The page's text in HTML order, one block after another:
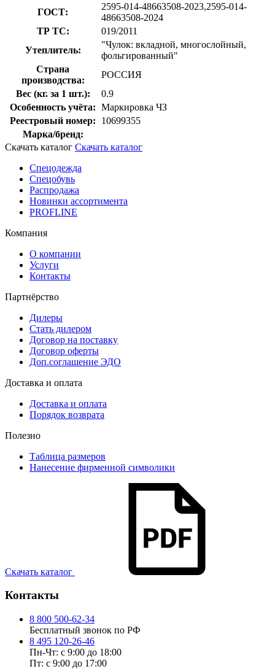
ГОСТ:
2595-014-48663508-2023,2595-014-
48663508-2024
ТР ТС:
019/2011
Утеплитель:
"Чулок: вкладной, многослойный,
фольгированный"
Страна
производства:
РОССИЯ
Вес (кг. за 1 шт.):
0.9
Особенность учёта: Маркировка ЧЗ
Реестровый номер:
10699355
Марка/бренд:
Скачать каталог Скачать каталог
Спецодежда
Спецобувь
Распродажа
Новинки ассортимента
PROFLINE
Компания
О компании
Услуги
Контакты
Партнёрство
Дилеры
Стать дилером
Договор на поставку
Договор оферты
Доп.соглашение ЭДО
Доставка и оплата
Доставка и оплата
Порядок возврата
Полезно
Таблица размеров
Нанесение фирменной символики
Скачать каталог
Контакты
8 800 500-62-34
Бесплатный звонок по РФ
8 495 120-26-46
Пн-Чт: с 9:00 до 18:00
Пт: с 9:00 до 17:00